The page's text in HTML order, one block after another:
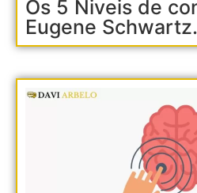
Os 5 Niveis de
Eugene